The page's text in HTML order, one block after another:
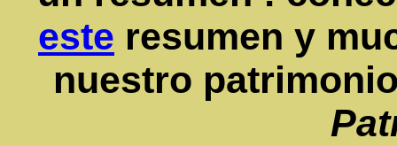
este resumen y
nuestro